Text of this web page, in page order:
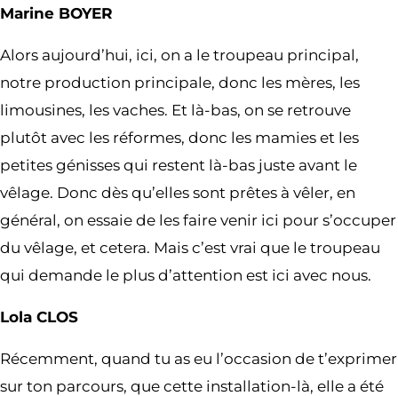
Marine BOYER
Alors aujourd’hui, ici, on a le troupeau principal,
notre production principale, donc les mères, les
limousines, les vaches. Et là-bas, on se retrouve
plutôt avec les réformes, donc les mamies et les
petites génisses qui restent là-bas juste avant le
vêlage. Donc dès qu’elles sont prêtes à vêler, en
général, on essaie de les faire venir ici pour s’occuper
du vêlage, et cetera. Mais c’est vrai que le troupeau
qui demande le plus d’attention est ici avec nous.
Lola CLOS
Récemment, quand tu as eu l’occasion de t’exprimer
sur ton parcours, que cette installation-là, elle a été